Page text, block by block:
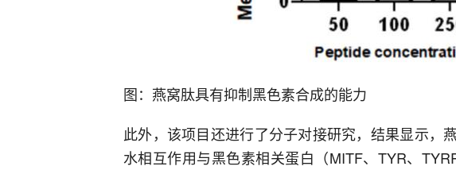
图：燕窝肽具有抑制黑色素合成的能力
此外，该项目还进行了分子对接研究，结果显示，
水相互作用与黑色素相关蛋白（MITF、TYR、